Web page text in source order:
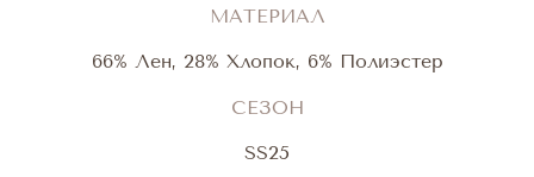
МАТЕРИАЛ
66% Лен, 28% Хлопок, 6% Полиэстер
СЕЗОН
SS25